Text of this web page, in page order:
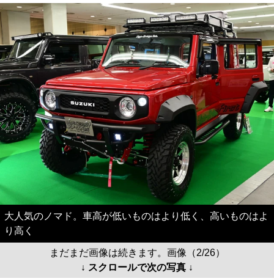
大人気のノマド。車高が低いものはより低く、高いものはよ
り高く
まだまだ画像は続きます。画像（2/26）
↓ スクロールで次の写真 ↓